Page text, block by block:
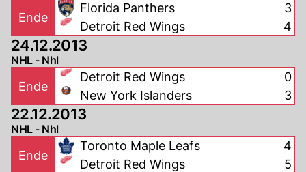
Ende
Florida Panthers
Detroit Red Wings
3
4
24.12.2013
NHL - Nhl
Ende
Detroit Red Wings
New York Islanders
0
3
22.12.2013
NHL - Nhl
Ende
Toronto Maple Leafs
Detroit Red Wings
4
5